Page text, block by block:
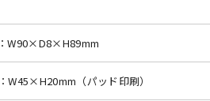
W90×D8×H89mm
W45×H20mm（パッド印刷）